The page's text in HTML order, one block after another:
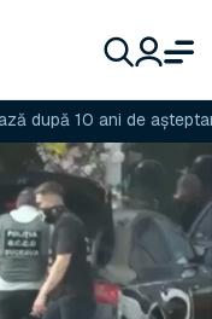
10 ani de așteptare